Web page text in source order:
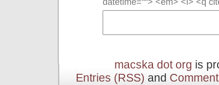
datetime=""> <em> <i> <q
macska dot org is
Entries (RSS) and